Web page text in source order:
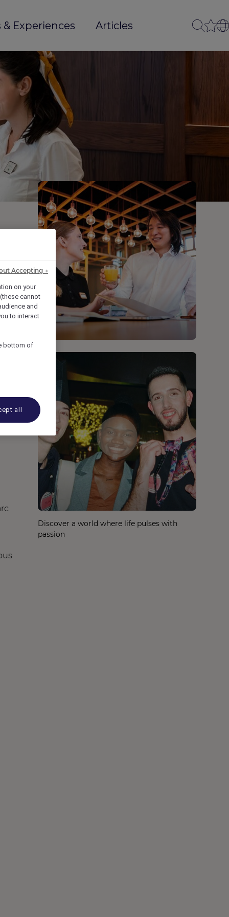
Experiences Articles
Discover a world where life pulses with
passion
on your
cannot
and
to interact
bottom of
all
Accepting →